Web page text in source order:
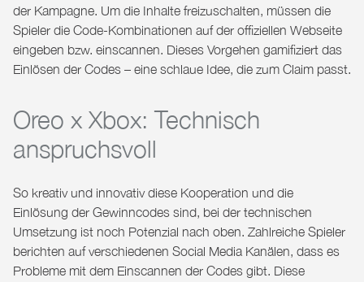
der Kampagne. Um die Inhalte freizuschalten, müssen die
Spieler die Code-Kombinationen auf der offiziellen Webseite
eingeben bzw. einscannen. Dieses Vorgehen gamifiziert das
Einlösen der Codes – eine schlaue Idee, die zum Claim passt.
Oreo x Xbox: Technisch
anspruchsvoll
So kreativ und innovativ diese Kooperation und die
Einlösung der Gewinncodes sind, bei der technischen
Umsetzung ist noch Potenzial nach oben. Zahlreiche Spieler
berichten auf verschiedenen Social Media Kanälen, dass es
Probleme mit dem Einscannen der Codes gibt. Diese